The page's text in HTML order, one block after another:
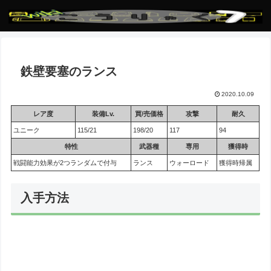
鉄壁要塞のランス
2020.10.09
レア度 装備Lv. 買/売価格 攻撃 耐久
ユニーク 115/21 198/20 117 94
特性 武器種 専用 獲得時
戦闘能力効果が2つランダムで付与 ランス ウォーロード 獲得時帰属
入手方法